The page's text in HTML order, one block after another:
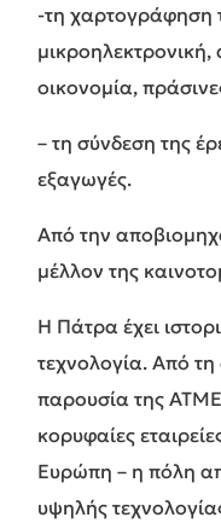
-τη χαρτογράφηση
οικονομία,
– τη σύνδεση της
εξαγωγές.
Από την
μέλλον της
Η Πάτρα έχει
τεχνολογία. Από τη
παρουσία της
κορυφαίες
Ευρώπη – η πόλη
υψηλής